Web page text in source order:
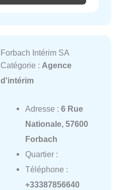
Forbach Intérim SA
Catégorie : Agence
d'intérim
Adresse : 6 Rue
Nationale, 57600
Forbach
Quartier :
Téléphone :
+33387856640